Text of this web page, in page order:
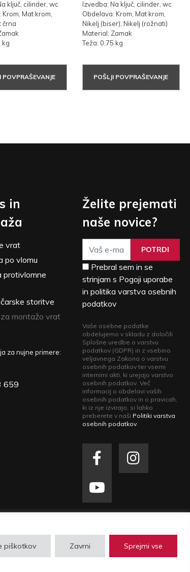
piškotkov Zavrni Sprejmi vse
ključ, cilinder, wc
Mat krom,
črna
kg
POVPRAŠEVANJE
Izvedba: Na ključ, cilinder, wc
Obdelava: Krom, Mat krom,
Nikelj (biser), Nikelj (rožnati)
Material: Zamak
Teža: 0,75 kg
POŠLJI POVPRAŠEVANJE
in
vrat
po vlomu
protivlomne
storitve
montažo vrat
za nujne primere:
659
Želite prejemati
naše novice?
POTRDI
Prebral sem in se
strinjam s Pogoji uporabe
in politika varstva osebnih
podatkov
Vaše osebne podatke
obdelujemo v skladu z določili
Splošne uredbe o varstvu
podatkov (GDPR) in z vsebino
veljavnega Zakona o varstvu
osebnih podatkov ter vsemi
internimi akti, ki urejajo varstvo
osebnih podatkov. Več
informacij o obdelavi vaših
osebnih podatkov in o pravicah,
ki iz nje izvirajo, si lahko
preberete v naši Politiki varstva
osebnih podatkov.
spletne straniPlenum IT